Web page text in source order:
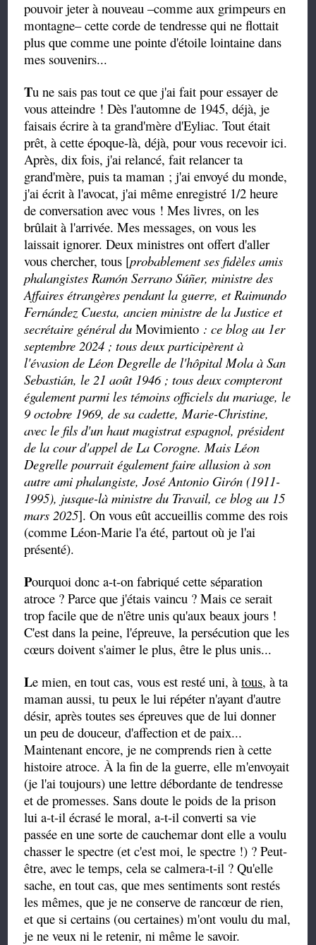
pouvoir jeter à nouveau –comme aux grimpeurs en
montagne– cette corde de tendresse qui ne flottait
plus que comme une pointe d'étoile lointaine dans
mes souvenirs...
Tu ne sais pas tout ce que j'ai fait pour essayer de
vous atteindre ! Dès l'automne de 1945, déjà, je
faisais écrire à ta grand'mère d'Eyliac. Tout était
prêt, à cette époque-là, déjà, pour vous recevoir ici.
Après, dix fois, j'ai relancé, fait relancer ta
grand'mère, puis ta maman ; j'ai envoyé du monde,
j'ai écrit à l'avocat, j'ai même enregistré 1/2 heure
de conversation avec vous ! Mes livres, on les
brûlait à l'arrivée. Mes messages, on vous les
laissait ignorer. Deux ministres ont offert d'aller
vous chercher, tous [probablement ses fidèles amis
phalangistes Ramón Serrano Súñer, ministre des
Affaires étrangères pendant la guerre, et Raimundo
Fernández Cuesta, ancien ministre de la Justice et
secrétaire général duMovimiento : ce blog au 1er
septembre 2024 ; tous deux participèrent à
l'évasion de Léon Degrelle de l'hôpital Mola à San
Sebastián, le 21 août 1946 ; tous deux compteront
également parmi les témoins officiels du mariage, le
9 octobre 1969, de sa cadette, Marie-Christine,
avec le fils d'un haut magistrat espagnol, président
de la cour d'appel de La Corogne. Mais Léon
Degrelle pourrait également faire allusion à son
autre ami phalangiste, José Antonio Girón (1911-
1995), jusque-là ministre du Travail, ce blog au 15
mars 2025]. On vous eût accueillis comme des rois
(comme Léon-Marie l'a été, partout où je l'ai
présenté).
Pourquoi donc a-t-on fabriqué cette séparation
atroce ? Parce que j'étais vaincu ? Mais ce serait
trop facile que de n'être unis qu'aux beaux jours !
C'est dans la peine, l'épreuve, la persécution que les
cœurs doivent s'aimer le plus, être le plus unis...
Le mien, en tout cas, vous est resté uni, àtous, à ta
maman aussi, tu peux le lui répéter n'ayant d'autre
désir, après toutes ses épreuves que de lui donner
un peu de douceur, d'affection et de paix...
Maintenant encore, je ne comprends rien à cette
histoire atroce. À la fin de la guerre, elle m'envoyait
(je l'ai toujours) une lettre débordante de tendresse
et de promesses. Sans doute le poids de la prison
lui a-t-il écrasé le moral, a-t-il converti sa vie
passée en une sorte de cauchemar dont elle a voulu
chasser le spectre (et c'est moi, le spectre !) ? Peut-
être, avec le temps, cela se calmera-t-il ? Qu'elle
sache, en tout cas, que mes sentiments sont restés
les mêmes, que je ne conserve de rancœur de rien,
et que si certains (ou certaines) m'ont voulu du mal,
je ne veux ni le retenir, ni même le savoir.